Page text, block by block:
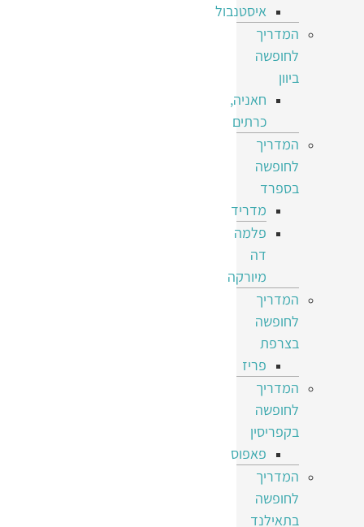
איסטנבול
המדריך
לחופשה
ביוון
חאניה,
כרתים
המדריך
לחופשה
בספרד
מדריד
פלמה
דה
מיורקה
המדריך
לחופשה
בצרפת
פריז
המדריך
לחופשה
בקפריסין
פאפוס
המדריך
לחופשה
בתאילנד